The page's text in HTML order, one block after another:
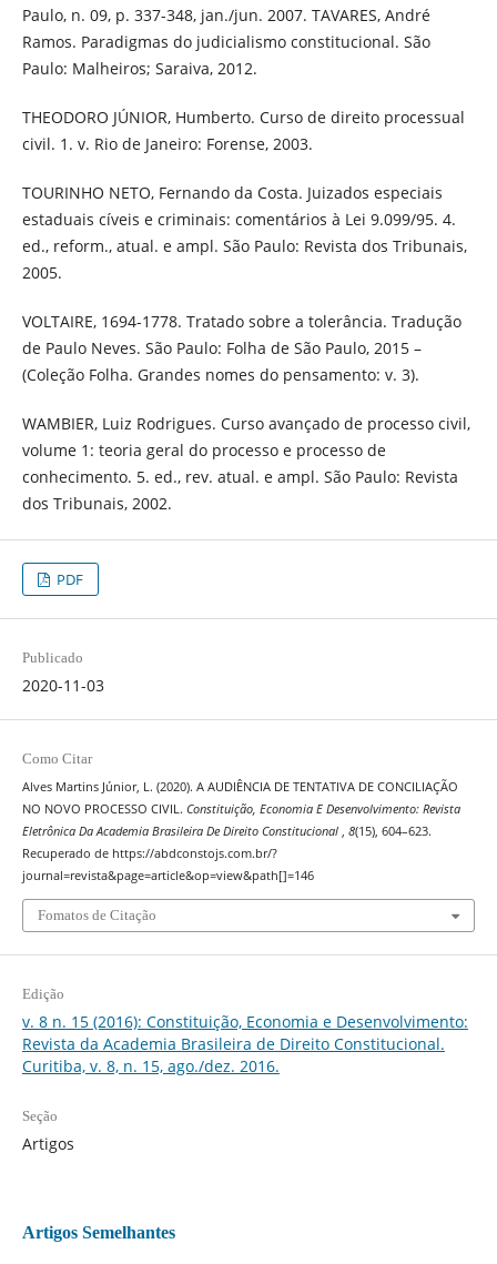
Paulo, n. 09, p. 337-348, jan./jun. 2007. TAVARES, André
Ramos. Paradigmas do judicialismo constitucional. São
Paulo: Malheiros; Saraiva, 2012.
THEODORO JÚNIOR, Humberto. Curso de direito processual
civil. 1. v. Rio de Janeiro: Forense, 2003.
TOURINHO NETO, Fernando da Costa. Juizados especiais
estaduais cíveis e criminais: comentários à Lei 9.099/95. 4.
ed., reform., atual. e ampl. São Paulo: Revista dos Tribunais,
2005.
VOLTAIRE, 1694-1778. Tratado sobre a tolerância. Tradução
de Paulo Neves. São Paulo: Folha de São Paulo, 2015 –
(Coleção Folha. Grandes nomes do pensamento: v. 3).
WAMBIER, Luiz Rodrigues. Curso avançado de processo civil,
volume 1: teoria geral do processo e processo de
conhecimento. 5. ed., rev. atual. e ampl. São Paulo: Revista
dos Tribunais, 2002.
PDF
Publicado
2020-11-03
Como Citar
Alves Martins Júnior, L. (2020). A AUDIÊNCIA DE TENTATIVA DE CONCILIAÇÃO
NO NOVO PROCESSO CIVIL. Constituição, Economia E Desenvolvimento: Revista
Eletrônica Da Academia Brasileira De Direito Constitucional , 8(15), 604–623.
Recuperado de https://abdconstojs.com.br/?
journal=revista&page=article&op=view&path[]=146
Fomatos de Citação
Edição
v. 8 n. 15 (2016): Constituição, Economia e Desenvolvimento:
Revista da Academia Brasileira de Direito Constitucional.
Curitiba, v. 8, n. 15, ago./dez. 2016.
Seção
Artigos
Artigos Semelhantes